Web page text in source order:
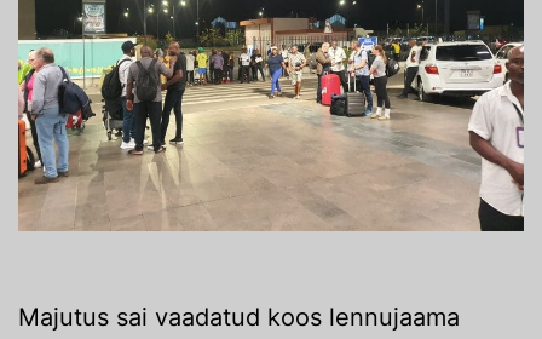
Majutus sai vaadatud koos lennujaama